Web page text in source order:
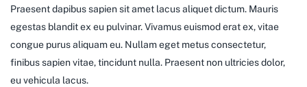
Praesent dapibus sapien sit amet lacus aliquet dictum. Mauris
egestas blandit ex eu pulvinar. Vivamus euismod erat ex, vitae
congue purus aliquam eu. Nullam eget metus consectetur,
finibus sapien vitae, tincidunt nulla. Praesent non ultricies dolor,
eu vehicula lacus.